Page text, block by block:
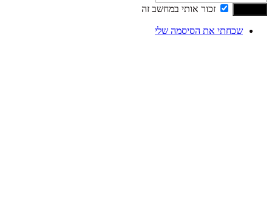
זכור אותי במחשב זה
שכחתי את הסיסמה שלי